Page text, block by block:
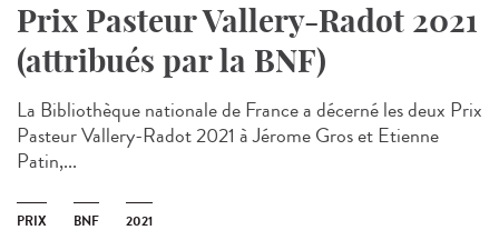
Prix Pasteur Vallery-Radot 2021
(attribués par la BNF)
La Bibliothèque nationale de France a décerné les deux Prix
Pasteur Vallery-Radot 2021 à Jérome Gros et Etienne
Patin,...
PRIX BNF 2021